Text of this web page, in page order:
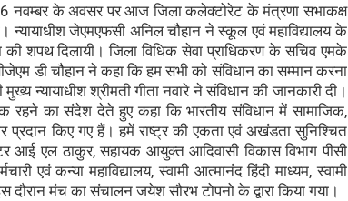
नवम्बर के अवसर पर आज जिला कलेक्टोरेट के मंत्रणा सभाकक्ष
न्यायाधीश जेएमएफसी अनिल चौहान ने स्कूल एवं महाविद्यालय के
की शपथ दिलायी। जिला विधिक सेवा प्राधिकरण के सचिव एमके
डी चौहान ने कहा कि हम सभी को संविधान का सम्मान करना
न्यायाधीश श्रीमती गीता नवारे ने संविधान की जानकारी दी।
रहने का संदेश देते हुए कहा कि भारतीय संविधान में सामाजिक,
प्रदान किए गए हैं। हमें राष्ट्र की एकता एवं अखंडता सुनिश्चित
एल ठाकुर, सहायक आयुक्त आदिवासी विकास विभाग पीसी
एवं कन्या महाविद्यालय, स्वामी आत्मानंद हिंदी माध्यम, स्वामी
मंच का संचालन जयेश सौरभ टोपनो के द्वारा किया गया।